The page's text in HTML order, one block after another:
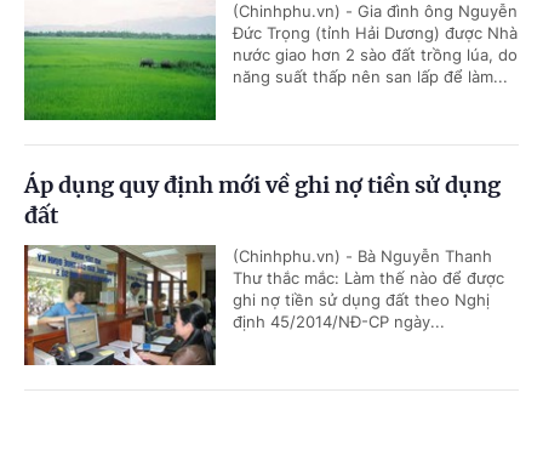
(Chinhphu.vn) - Gia đình ông Nguyễn
Đức Trọng (tỉnh Hải Dương) được Nhà
nước giao hơn 2 sào đất trồng lúa, do
năng suất thấp nên san lấp để làm...
Áp dụng quy định mới về ghi nợ tiền sử dụng
đất
(Chinhphu.vn) - Bà Nguyễn Thanh
Thư thắc mắc: Làm thế nào để được
ghi nợ tiền sử dụng đất theo Nghị
định 45/2014/NĐ-CP ngày...